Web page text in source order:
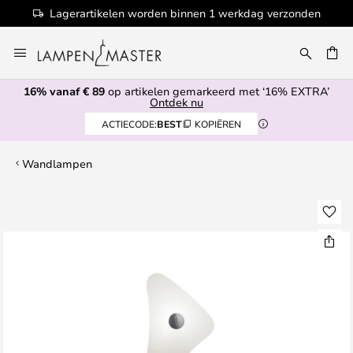
Lagerartikelen worden binnen 1 werkdag verzonden
naar
de
inhoud
16% vanaf € 89 op artikelen gemarkeerd met ‘16% EXTRA’
Ontdek nu
ACTIECODE:BEST KOPIËREN
Wandlampen